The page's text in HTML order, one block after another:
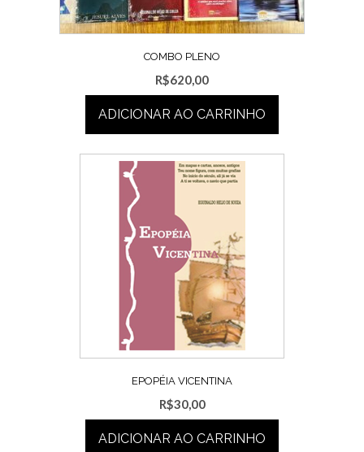
COMBO PLENO
R$620,00
ADICIONAR AO CARRINHO
EPOPÉIA VICENTINA
R$30,00
ADICIONAR AO CARRINHO